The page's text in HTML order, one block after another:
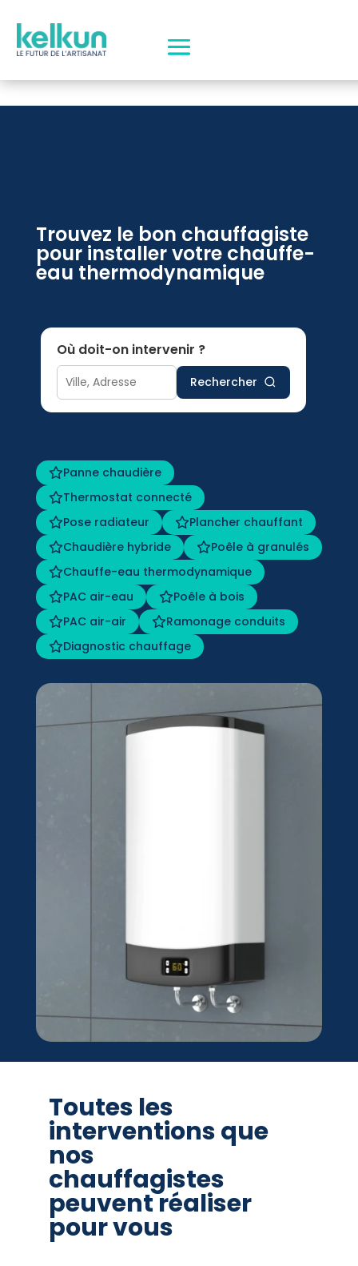
Trouvez le bon chauffagiste
pour installer votre chauffe-
eau thermodynamique
Où doit-on intervenir ?
Rechercher
Panne chaudière
Thermostat connecté
Pose radiateur
Plancher chauffant
Chaudière hybride
Poêle à granulés
Chauffe-eau thermodynamique
PAC air-eau
Poêle à bois
PAC air-air
Ramonage conduits
Diagnostic chauffage
Toutes les
interventions que
nos
chauffagistes
peuvent réaliser
pour vous